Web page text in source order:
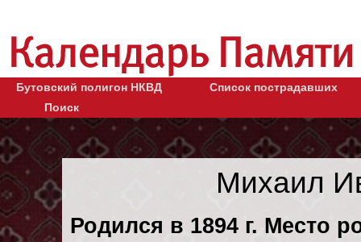
Бутовский полигон НКВД
Список пострадавших
Поиск
Михаил
Родился в 1894 г. Место